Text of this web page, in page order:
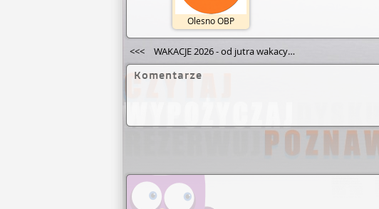
Olesno OBP
<<< WAKACJE 2026 - od jutra wakacyjne godziny otwarcia!
Komentarze